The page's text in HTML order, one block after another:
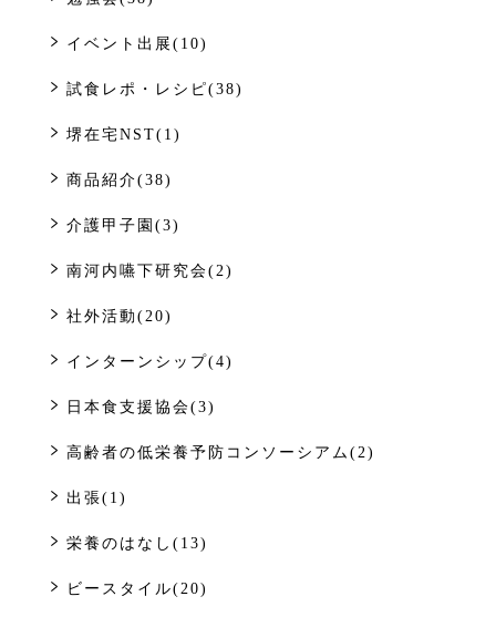
イベント出展(10)
試食レポ・レシピ(38)
堺在宅NST(1)
商品紹介(38)
介護甲子園(3)
南河内嚥下研究会(2)
社外活動(20)
インターンシップ(4)
日本食支援協会(3)
高齢者の低栄養予防コンソーシアム(2)
出張(1)
栄養のはなし(13)
ビースタイル(20)